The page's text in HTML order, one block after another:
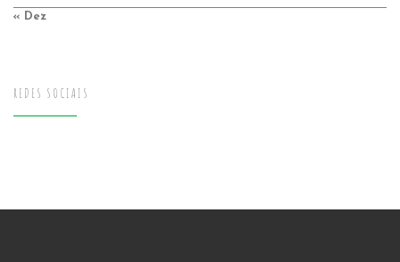
« Dez
REDES SOCIAIS